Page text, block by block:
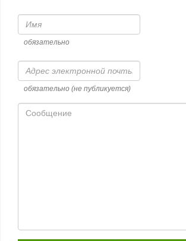
Имя
обязательно
Адрес
электронной
почты
обязательно (не публикуется)
Сообщение